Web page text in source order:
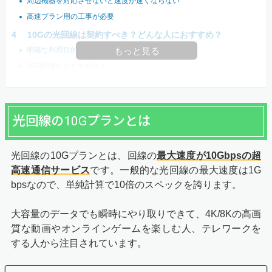
高速プラン用の工事が必要
10Gの光回線は契約すべき？どんな人におすすめ？
明確な利用目的がないなら契約すべきではない
もっと見る
光回線の10Gプランとは
光回線の10Gプランとは、回線の最大速度が10Gbpsの超
高速通信サービスです。一般的な光回線の最大速度は1G
bpsなので、単純計算で10倍のスペックを誇ります。
大容量のデータでも瞬時にやり取りできて、4K/8Kの高画
質な動画やオンラインゲームを楽しむ人、テレワークを
する人から注目されています。